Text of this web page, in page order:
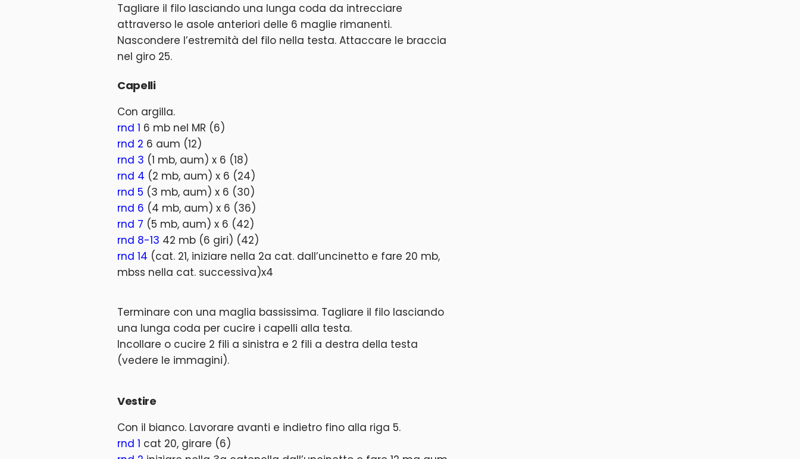
Tagliare il filo lasciando una lunga coda da intrecciare
attraverso le asole anteriori delle 6 maglie rimanenti.
Nascondere l’estremità del filo nella testa. Attaccare le braccia
nel giro 25.
Capelli
Con argilla.
rnd 1 6 mb nel MR (6)
rnd 2 6 aum (12)
rnd 3 (1 mb, aum) x 6 (18)
rnd 4 (2 mb, aum) x 6 (24)
rnd 5 (3 mb, aum) x 6 (30)
rnd 6 (4 mb, aum) x 6 (36)
rnd 7 (5 mb, aum) x 6 (42)
rnd 8-13 42 mb (6 giri) (42)
rnd 14 (cat. 21, iniziare nella 2a cat. dall’uncinetto e fare 20 mb,
mbss nella cat. successiva)x4
Terminare con una maglia bassissima. Tagliare il filo lasciando
una lunga coda per cucire i capelli alla testa.
Incollare o cucire 2 fili a sinistra e 2 fili a destra della testa
(vedere le immagini).
Vestire
Con il bianco. Lavorare avanti e indietro fino alla riga 5.
rnd 1 cat 20, girare (6)